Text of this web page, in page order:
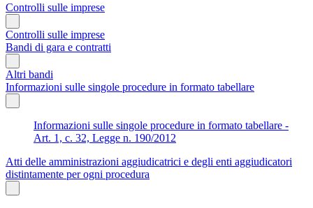
Controlli sulle imprese
Controlli sulle imprese
Bandi di gara e contratti
Altri bandi
Informazioni sulle singole procedure in formato tabellare
Informazioni sulle singole procedure in formato tabellare -
Art. 1, c. 32, Legge n. 190/2012
Atti delle amministrazioni aggiudicatrici e degli enti aggiudicatori
distintamente per ogni procedura